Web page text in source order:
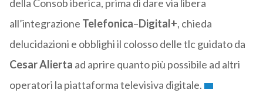
della Consob iberica, prima di dare via libera
all’integrazione Telefonica–Digital+, chieda
delucidazioni e obblighi il colosso delle tlc guidato da
Cesar Alierta ad aprire quanto più possibile ad altri
operatori la piattaforma televisiva digitale.